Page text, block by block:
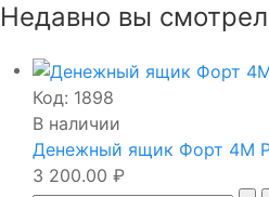
Недавно вы
Код: 1898
В наличии
Денежный ящик Форт 4М
3 200.00 ₽